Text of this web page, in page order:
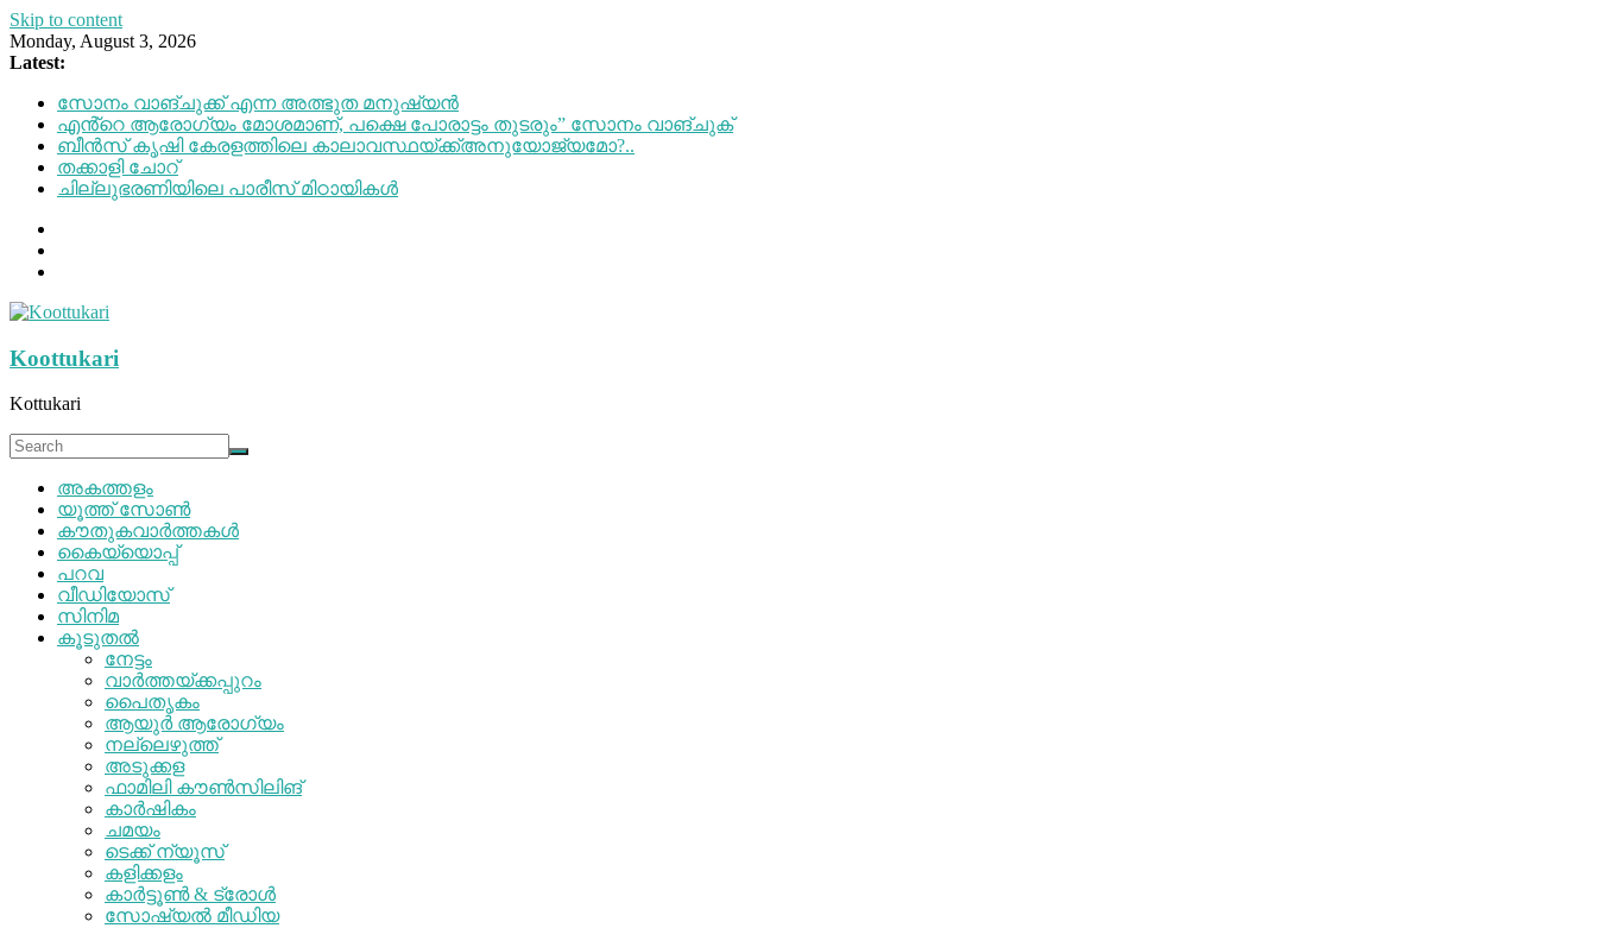
Skip to content
Monday, August 3, 2026
Latest:
സോനം വാങ്ചുക്ക് എന്ന അത്ഭുത മനുഷ്യന്‍
എൻ്റെ ആരോഗ്യം മോശമാണ്, പക്ഷെ പോരാട്ടം തുടരും” സോനം വാങ്ചുക്
ബീന്‍സ് കൃഷി കേരളത്തിലെ കാലാവസ്ഥയ്ക്ക്അനുയോജ്യമോ?..
തക്കാളി ചോറ്
ചില്ലുഭരണിയിലെ പാരീസ് മിഠായികള്‍
Koottukari
Kottukari
അകത്തളം
യൂത്ത് സോൺ
കൗതുകവാർത്തകൾ
കൈയ്യൊപ്പ്
പറവ
വീഡിയോസ്
സിനിമ
കൂടുതൽ
നേട്ടം
വാർത്തയ്ക്കപ്പുറം
പൈതൃകം
ആയുർ ആരോഗ്യം
നല്ലെഴുത്ത്
അടുക്കള
ഫാമിലി കൗൺസിലിങ്
കാർഷികം
ചമയം
ടെക്ക് ന്യൂസ്
കളിക്കളം
കാർട്ടൂൺ & ട്രോൾ
സോഷ്യല്‍ മീഡിയ